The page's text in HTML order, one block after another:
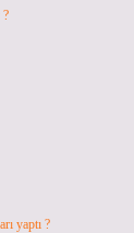
?
yaptı ?